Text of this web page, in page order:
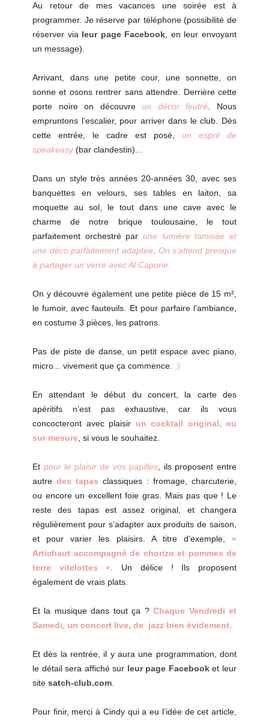
Au retour de mes vacances une soirée est à
programmer. Je réserve par téléphone (possibilité de
réserver via leur page Facebook, en leur envoyant
un message).
Arrivant, dans une petite cour, une sonnette, on
sonne et osons rentrer sans attendre. Derrière cette
porte noire on découvreun décor feutré. Nous
empruntons l’escalier, pour arriver dans le club. Dès
cette entrée, le cadre est posé, un esprit de
speakeasy(bar clandestin)...
Dans un style très années 20-années 30, avec ses
banquettes en velours, ses tables en laiton, sa
moquette au sol, le tout dans une cave avec le
charme de notre brique toulousaine, le tout
parfaitement orchestré par une lumière tamisée et
une déco parfaitement adaptée. On s’attend presque
à partager un verre avec Al Capone.
On y découvre également une petite pièce de 15 m²,
le fumoir, avec fauteuils. Et pour parfaire l’ambiance,
en costume 3 pièces, les patrons.
Pas de piste de danse, un petit espace avec piano,
micro... vivement que ça commence. :)
En attendant le début du concert, la carte des
apéritifs n’est pas exhaustive, car ils vous
concocteront avec plaisir un cocktail original, ou
sur mesure, si vous le souhaitez.
Et pour le plaisir de vos papilles, ils proposent entre
autre des tapas classiques : fromage, charcuterie,
ou encore un excellent foie gras. Mais pas que ! Le
reste des tapas est assez original, et changera
régulièrement pour s’adapter aux produits de saison,
et pour varier les plaisirs. A titre d’exemple, «
Artichaut accompagné de chorizo et pommes de
terre vitelottes ». Un délice ! Ils proposent
également de vrais plats.
Et la musique dans tout ça ?Chaque Vendredi et
Samedi, un concert live, de jazz bien évidement.
Et dès la rentrée, il y aura une programmation, dont
le détail sera affiché sur leur page Facebooket leur
site satch-club.com.
Pour finir, merci à Cindy qui a eu l’idée de cet article,